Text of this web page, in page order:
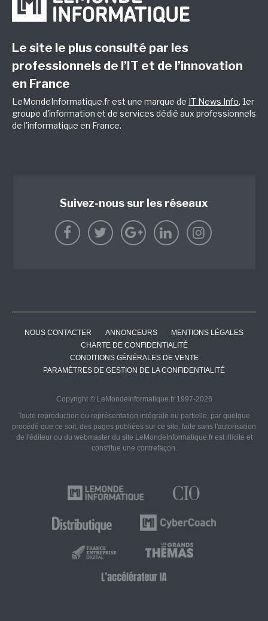
Le site le plus consulté par les
professionnels de l’IT et de l’innovation
en France
LeMondeInformatique.fr est une marque de IT News Info, 1er
groupe d'information et de services dédié aux professionnels
de l'informatique en France.
Suivez-nous sur les réseaux
NOUS CONTACTER ANNONCEURS
MENTIONS LÉGALES
CHARTE DE CONFIDENTIALITÉ
CONDITIONS GÉNÉRALES DE VENTE
PARAMÈTRES DE GESTION DE LA CONFIDENTIALITÉ
Copyright © LeMondeInformatique.fr 1997-2026
Toute reproduction ou représentation intégrale ou partielle, par quelque
procédé que ce soit, des pages publiées sur ce site, faite sans l'autorisation
de l'éditeur ou du webmaster du site LeMondeInformatique.fr est illicite et
constitue une contrefaçon.